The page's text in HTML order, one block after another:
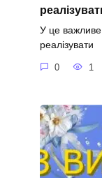
У це
реалізувати
0 1